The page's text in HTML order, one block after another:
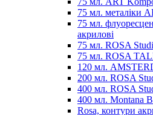
75 мл. металіки
75 мл.
акрилові
75 мл. ROSA
75 мл. ROSA
120 мл.
200 мл. ROSA
400 мл. ROSA
400 мл. Montana
Rosa, контури